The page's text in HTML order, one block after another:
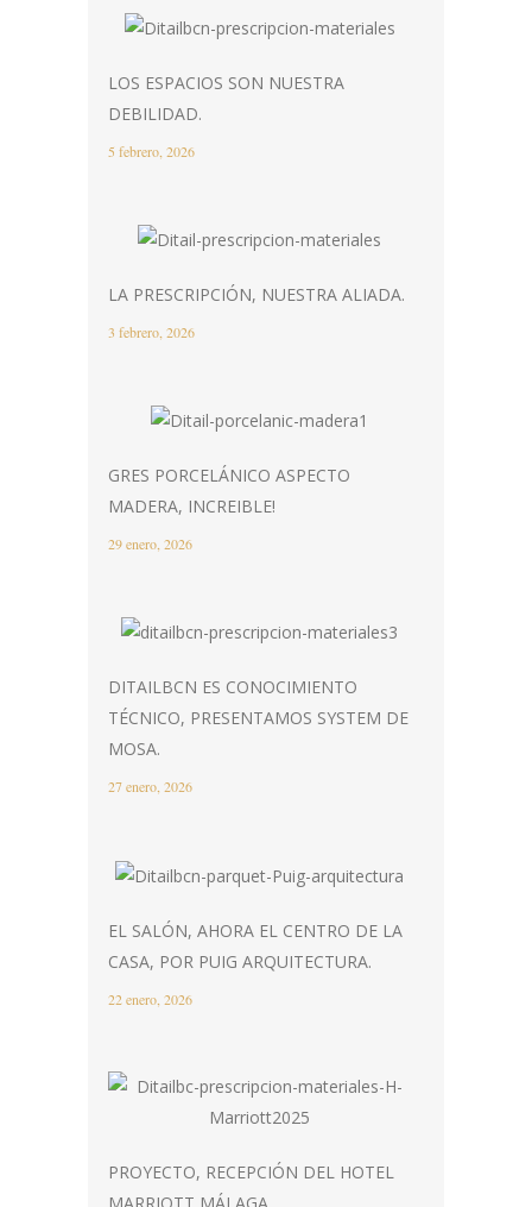
LOS ESPACIOS SON NUESTRA
DEBILIDAD.
5 febrero, 2026
LA PRESCRIPCIÓN, NUESTRA ALIADA.
3 febrero, 2026
GRES PORCELÁNICO ASPECTO
MADERA, INCREIBLE!
29 enero, 2026
DITAILBCN ES CONOCIMIENTO
TÉCNICO, PRESENTAMOS SYSTEM DE
MOSA.
27 enero, 2026
EL SALÓN, AHORA EL CENTRO DE LA
CASA, POR PUIG ARQUITECTURA.
22 enero, 2026
PROYECTO, RECEPCIÓN DEL HOTEL
MARRIOTT MÁLAGA